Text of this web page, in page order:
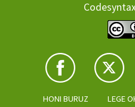
HONI BURUZ LEGE